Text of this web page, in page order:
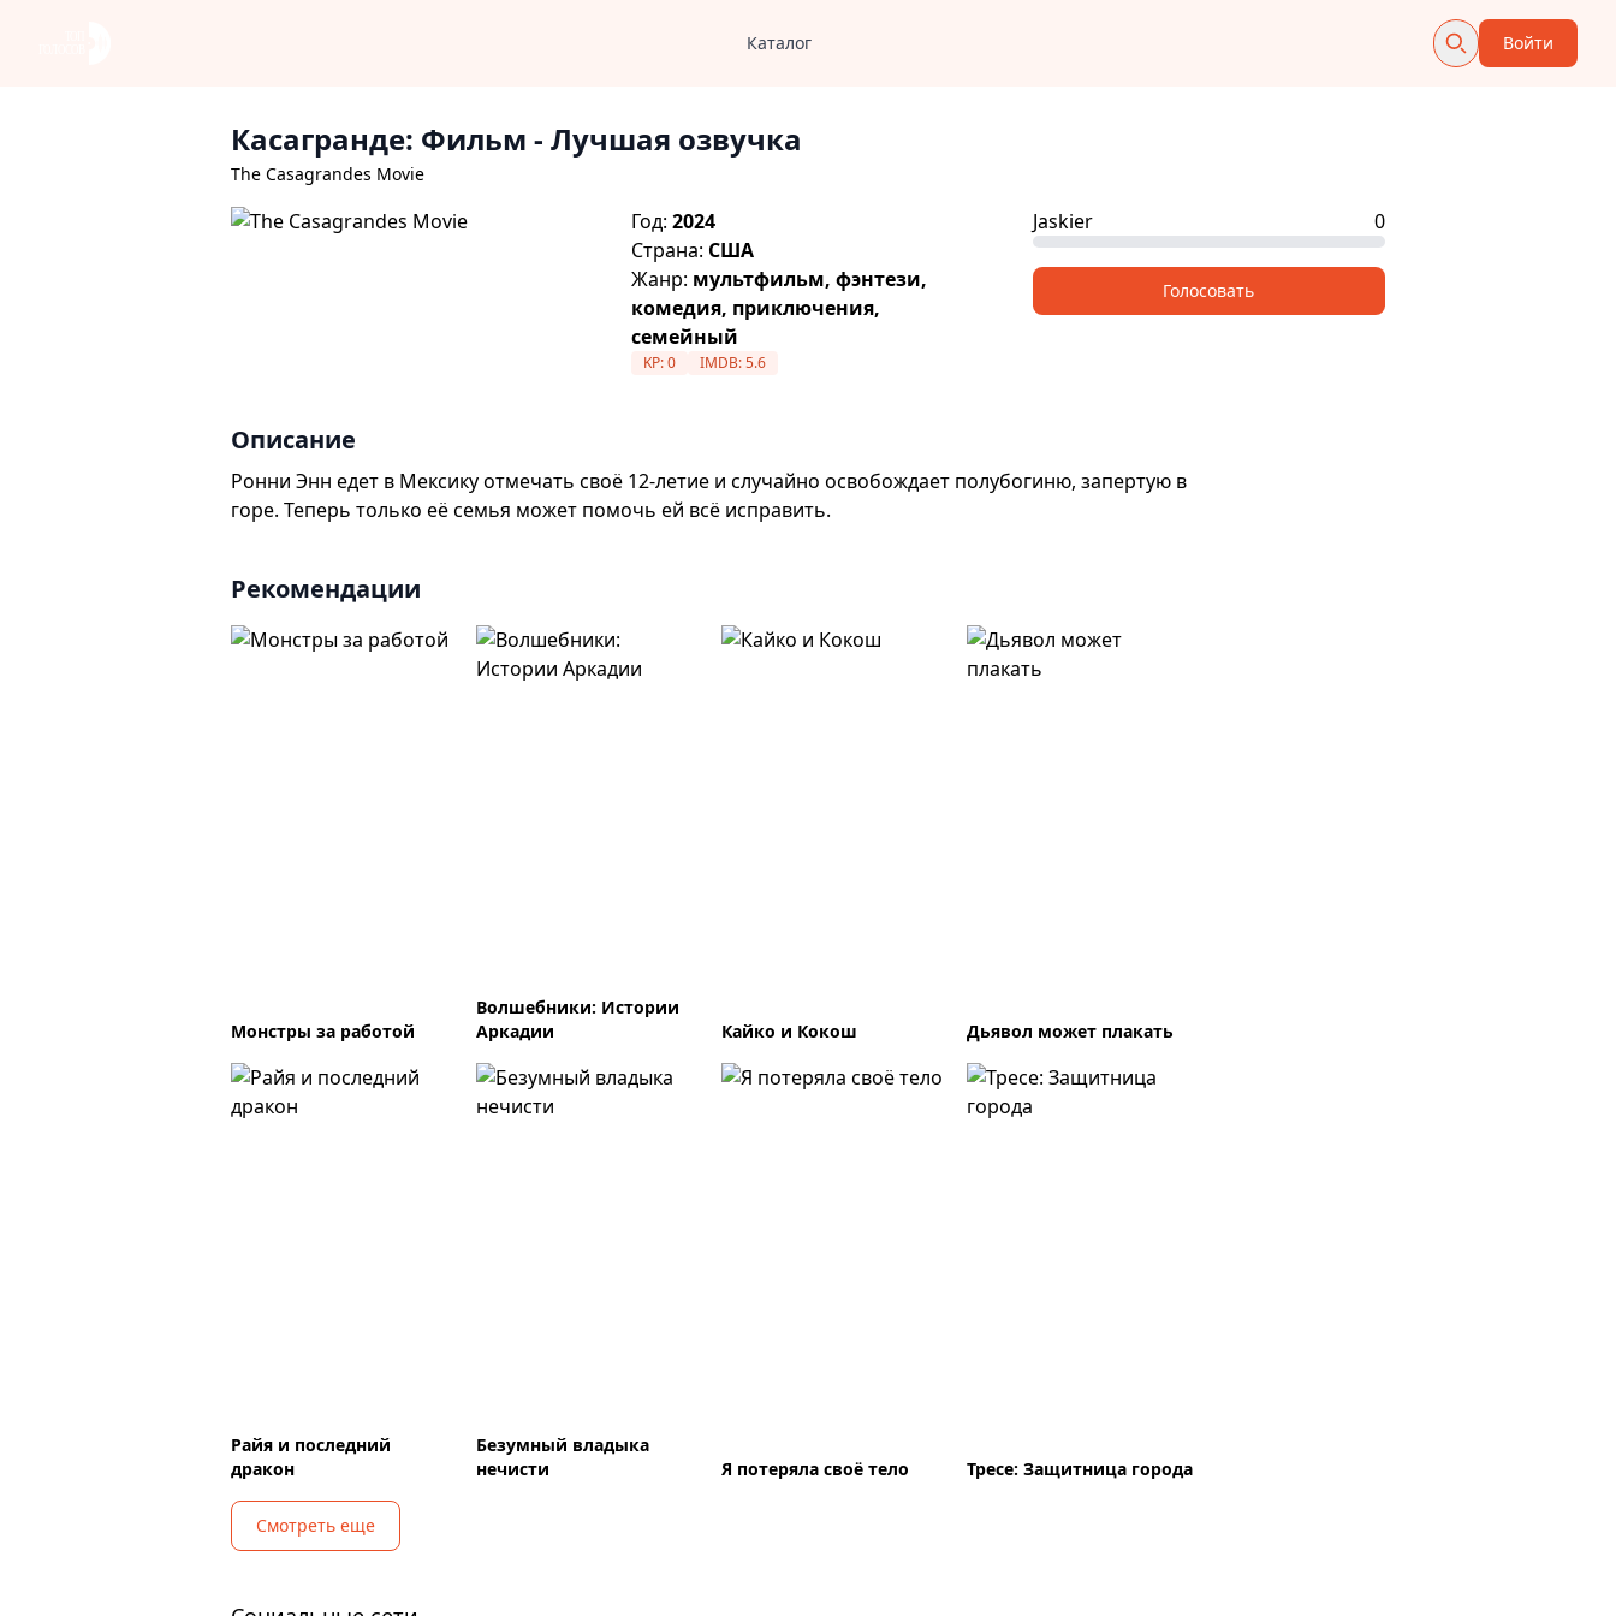
Каталог Войти
Касагранде: Фильм - Лучшая озвучка
The Casagrandes Movie
Год:2024
Страна: США
Жанр: мультфильм, фэнтези,
комедия, приключения,
семейный
KP:0 IMDB:5.6
Jaskier 0
Голосовать
Описание
Ронни Энн едет в Мексику отмечать своё 12-летие и случайно освобождает полубогиню, запертую в
горе. Теперь только её семья может помочь ей всё исправить.
Рекомендации
Монстры за работой
Волшебники: Истории
Аркадии
Кайко и Кокош Дьявол может плакать
Райя и последний
дракон
Безумный владыка
нечисти
Я потеряла своё тело Тресе: Защитница города
Смотреть еще